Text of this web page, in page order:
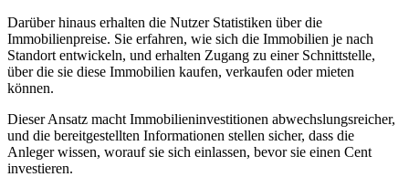
Darüber hinaus erhalten die Nutzer Statistiken über die
Immobilienpreise. Sie erfahren, wie sich die Immobilien je nach
Standort entwickeln, und erhalten Zugang zu einer Schnittstelle,
über die sie diese Immobilien kaufen, verkaufen oder mieten
können.
Dieser Ansatz macht Immobilieninvestitionen abwechslungsreicher,
und die bereitgestellten Informationen stellen sicher, dass die
Anleger wissen, worauf sie sich einlassen, bevor sie einen Cent
investieren.